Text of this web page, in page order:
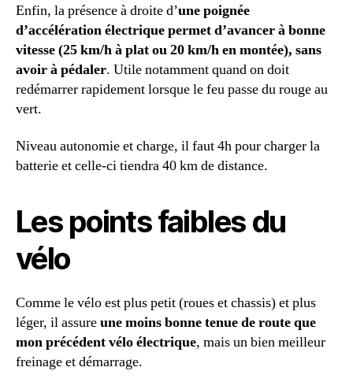
Enfin, la présence à droite d’une poignée
d’accélération électrique permet d’avancer à bonne
vitesse (25 km/h à plat ou 20 km/h en montée), sans
avoir à pédaler. Utile notamment quand on doit
redémarrer rapidement lorsque le feu passe du rouge au
vert.
Niveau autonomie et charge, il faut 4h pour charger la
batterie et celle-ci tiendra 40 km de distance.
Les points faibles du
vélo
Comme le vélo est plus petit (roues et chassis) et plus
léger, il assureune moins bonne tenue de route que
mon précédent vélo électrique, mais un bien meilleur
freinage et démarrage.